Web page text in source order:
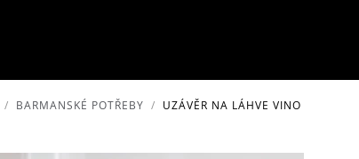
BARMANSKÉ POTŘEBY UZÁVĚR NA LÁHVE VINO